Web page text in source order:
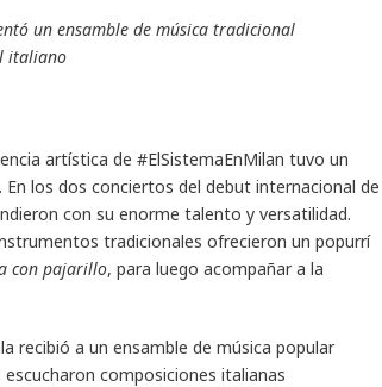
un ensamble de música tradicional
italiano
artística de #ElSistemaEnMilan tuvo un
los dos conciertos del debut internacional de
con su enorme talento y versatilidad.
tradicionales ofrecieron un popurrí
con pajarillo, para luego acompañar a la
recibió a un ensamble de música popular
composiciones italianas